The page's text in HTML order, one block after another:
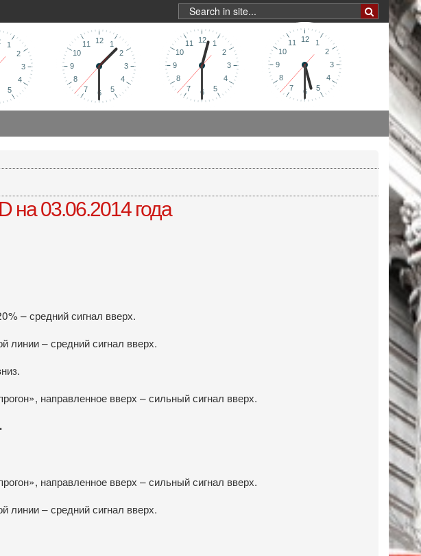
на 03.06.2014 года
– средний сигнал вверх.
линии – средний сигнал вверх.
направленное вверх – сильный сигнал вверх.
направленное вверх – сильный сигнал вверх.
линии – средний сигнал вверх.